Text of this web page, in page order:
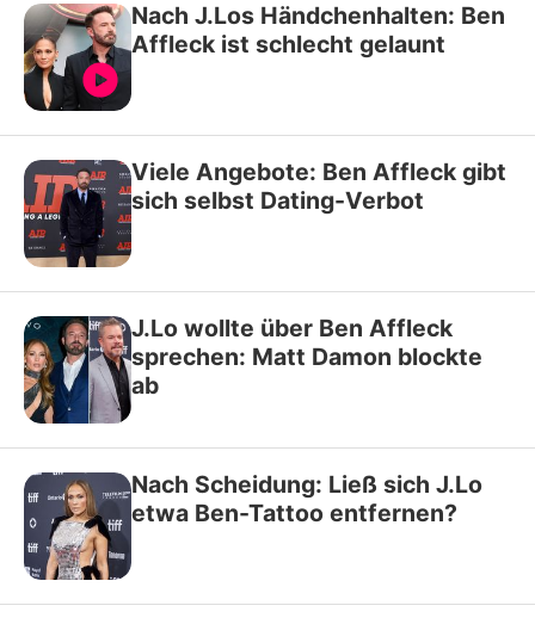
Nach J.Los Händchenhalten: Ben
Affleck ist schlecht gelaunt
Viele Angebote: Ben Affleck gibt
sich selbst Dating-Verbot
J.Lo wollte über Ben Affleck
sprechen: Matt Damon blockte
ab
Nach Scheidung: Ließ sich J.Lo
etwa Ben-Tattoo entfernen?